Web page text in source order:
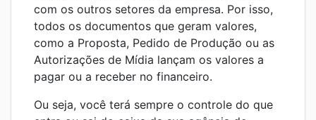
com os outros setores da empresa. Por isso,
todos os documentos que geram valores,
como a Proposta, Pedido de Produção ou as
Autorizações de Mídia lançam os valores a
pagar ou a receber no financeiro.
Ou seja, você terá sempre o controle do que